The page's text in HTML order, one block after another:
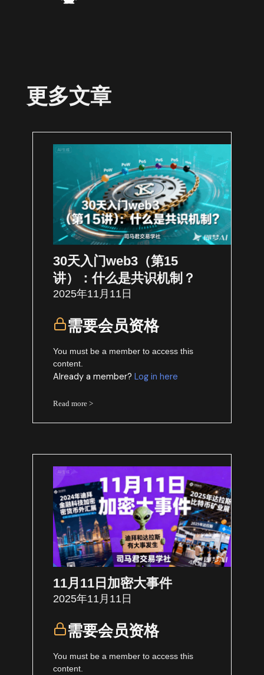
更多文章
30天入门web3（第15
讲）：什么是共识机制？
2025年11月11日
需要会员资格
You must be a member to access this
content.
Already a member?Log in here
Read more >
11月11日加密大事件
2025年11月11日
需要会员资格
You must be a member to access this
content.